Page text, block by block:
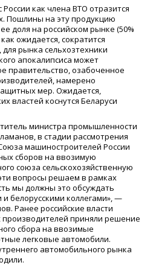
как члена ВТО отразится
Пошлины на эту продукцию
доля на российском рынке (50%
ожидается, сократится
рынка сельхозтехники
апокалипсиса может
правительство, озабоченное
намерено
мер. Ожидается,
властей коснутся Беларуси
министра промышленности
в стадии рассмотрения
машиностроителей России
сборов на ввозимую
союза сельскохозяйственную
вопросы решаем в рамках
мы должны это обсуждать
белорусскими коллегами», —
Ранее российские власти
производителей приняли решение
сбора на ввозимые
легковые автомобили.
автомобильного рынка